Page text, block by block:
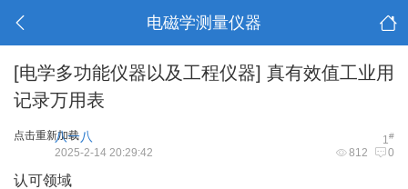
电磁学测量仪器
[电学多功能仪器以及工程仪器] 真有效值工业用
记录万用表
点击重新加载 1#
八一八
812 0
2025-2-14 20:29:42
认可领域